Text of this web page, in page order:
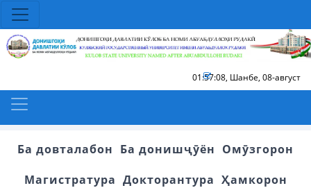
01:57:08, Шанбе, 08-август
Ба довталабон Ба донишҷӯён Омӯзгорон
Магистратура Докторантура Ҳамкорон